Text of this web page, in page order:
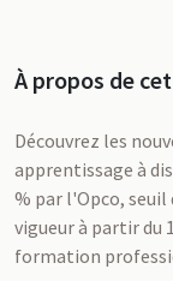
À propos de
Découvrez les
apprentissage à
% par l'Opco, seuil
vigueur à partir du
formation